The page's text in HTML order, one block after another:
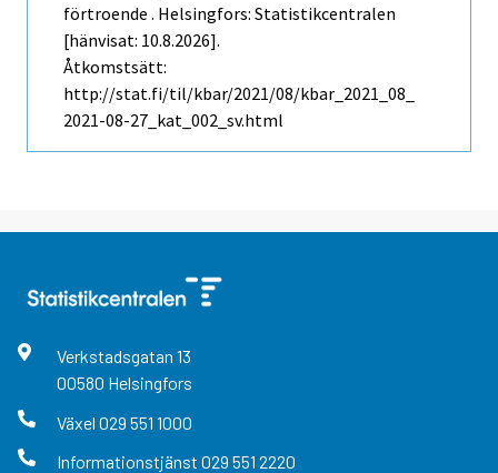
förtroende . Helsingfors: Statistikcentralen
[hänvisat: 10.8.2026].
Åtkomstsätt:
http://stat.fi/til/kbar/2021/08/kbar_2021_08_
2021-08-27_kat_002_sv.html
Verkstadsgatan 13
00580 Helsingfors
Växel 029 551 1000
Informationstjänst 029 551 2220